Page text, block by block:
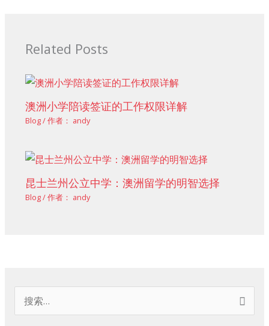
Related Posts
澳洲小学陪读签证的工作权限详解
Blog/ 作者： andy
昆士兰州公立中学：澳洲留学的明智选择
Blog/ 作者： andy